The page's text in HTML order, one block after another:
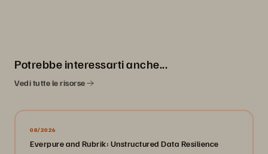
Potrebbe interessarti anche...
Vedi tutte le risorse
08/2026
Everpure and Rubrik: Unstructured Data Resilience